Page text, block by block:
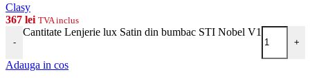
Clasy
367 lei TVA inclus
-
Cantitate Lenjerie lux Satin din bumbac STI Nobel V1
+
Adauga in cos